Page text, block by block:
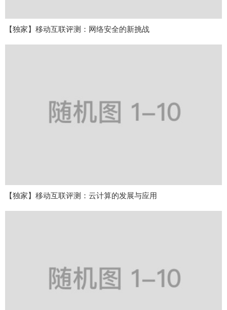
【独家】移动互联评测：网络安全的新挑战
【独家】移动互联评测：云计算的发展与应用